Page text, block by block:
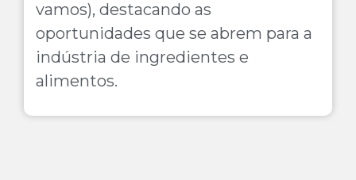
vamos), destacando as
oportunidades que se abrem para a
indústria de ingredientes e
alimentos.